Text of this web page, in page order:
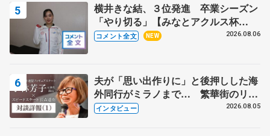
横井きな結、３位発進 卒業シーズン
「やり切る」【みなとアクルス杯
SP】
コメント全文 NEW 2026.08.06
夫が「思い出作りに」と後押しした海
外同行がミラノまで… 繁華街のリン
クでは不良のお兄さんも味方に 小林
インタビュー 2026.08.05